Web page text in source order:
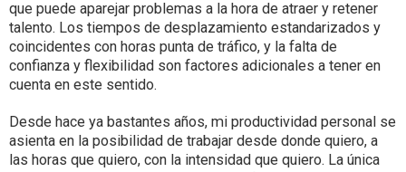
que puede aparejar problemas a la hora de atraer y retener
talento. Los tiempos de desplazamiento estandarizados y
coincidentes con horas punta de tráfico, y la falta de
confianza y flexibilidad son factores adicionales a tener en
cuenta en este sentido.
Desde hace ya bastantes años, mi productividad personal se
asienta en la posibilidad de trabajar desde donde quiero, a
las horas que quiero, con la intensidad que quiero. La única